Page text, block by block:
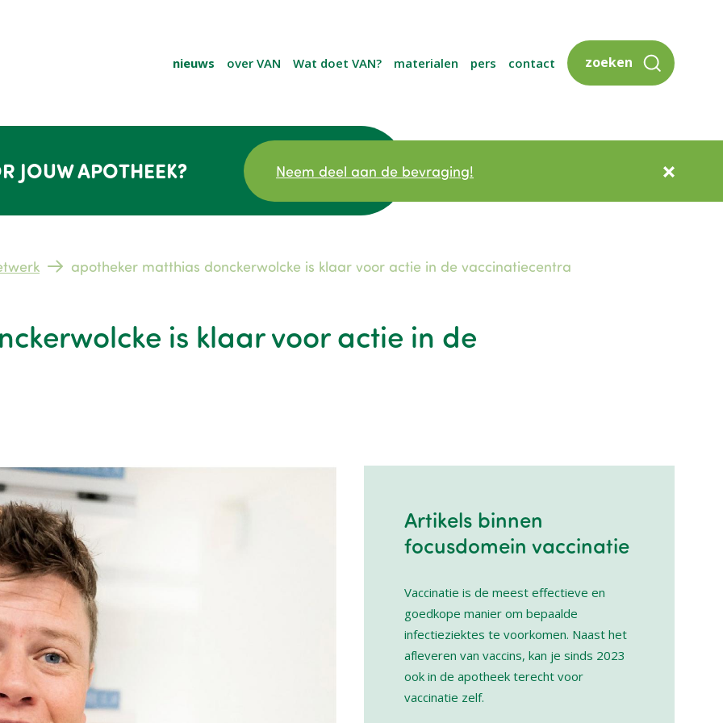
nieuws over VAN Wat doet VAN? materialen pers contact zoeken
JOUW APOTHEEK? Neem deel aan de bevraging!
apotheker matthias donckerwolcke is klaar voor actie in de vaccinatiecentra
is klaar voor actie in de
Artikels binnen
focusdomein vaccinatie
Vaccinatie is de meest effectieve en
goedkope manier om bepaalde
infectieziektes te voorkomen. Naast het
afleveren van vaccins, kan je sinds 2023
ook in de apotheek terecht voor
vaccinatie zelf.